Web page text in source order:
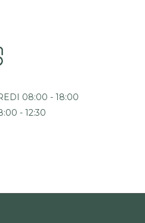
08:00 - 18:00
- 12:30